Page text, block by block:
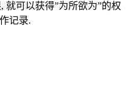
就可以获得”为所欲为”的权
记录.